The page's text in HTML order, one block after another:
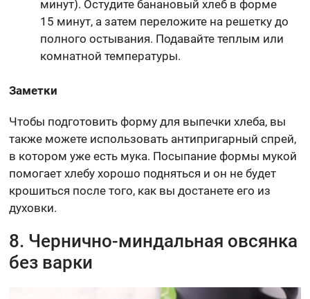
минут). Остудите банановый хлеб в форме
15 минут, а затем переложите на решетку до
полного остывания. Подавайте теплым или
комнатной температуры.
Заметки
Чтобы подготовить форму для выпечки хлеба, вы
также можете использовать антипригарный спрей,
в котором уже есть мука. Посыпание формы мукой
помогает хлебу хорошо подняться и он не будет
крошиться после того, как вы достанете его из
духовки.
8. Чернично-миндальная овсянка
без варки